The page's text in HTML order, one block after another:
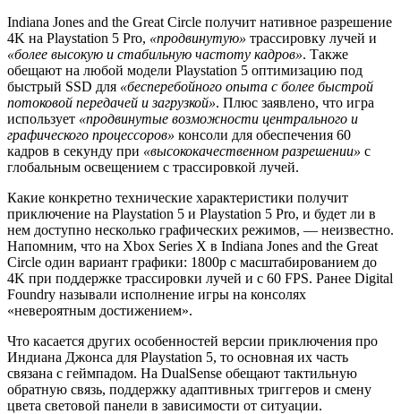
Indiana Jones and the Great Circle получит нативное разрешение
4K на Playstation 5 Pro, «продвинутую» трассировку лучей и
«более высокую и стабильную частоту кадров». Также
обещают на любой модели Playstation 5 оптимизацию под
быстрый SSD для «бесперебойного опыта с более быстрой
потоковой передачей и загрузкой». Плюс заявлено, что игра
использует «продвинутые возможности центрального и
графического процессоров» консоли для обеспечения 60
кадров в секунду при «высококачественном разрешении» с
глобальным освещением с трассировкой лучей.
Какие конкретно технические характеристики получит
приключение на Playstation 5 и Playstation 5 Pro, и будет ли в
нем доступно несколько графических режимов, — неизвестно.
Напомним, что на Xbox Series X в Indiana Jones and the Great
Circle один вариант графики: 1800p с масштабированием до
4K при поддержке трассировки лучей и с 60 FPS. Ранее Digital
Foundry называли исполнение игры на консолях
«невероятным достижением».
Что касается других особенностей версии приключения про
Индиана Джонса для Playstation 5, то основная их часть
связана с геймпадом. На DualSense обещают тактильную
обратную связь, поддержку адаптивных триггеров и смену
цвета световой панели в зависимости от ситуации.